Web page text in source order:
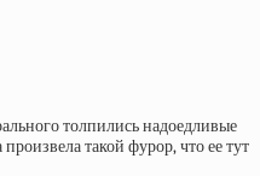
толпились надоедливые
такой фурор, что ее тут